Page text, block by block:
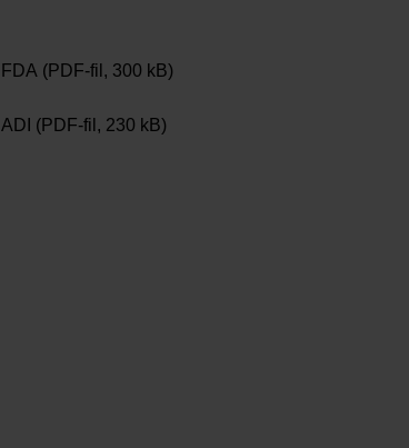
FDA (PDF-fil, 300 kB)
ADI (PDF-fil, 230 kB)